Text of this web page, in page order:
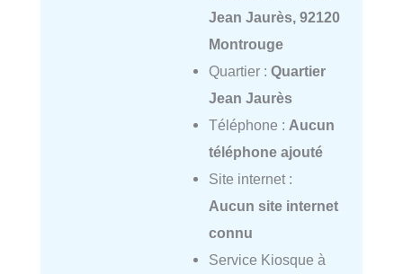
Jean Jaurès, 92120
Montrouge
Quartier : Quartier
Jean Jaurès
Téléphone : Aucun
téléphone ajouté
Site internet :
Aucun site internet
connu
Service Kiosque à